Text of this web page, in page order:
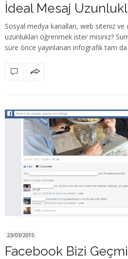
İdeal Mesaj
Sosyal medya kanalları, web siteniz ve
uzunlukları öğrenmek ister misiniz?
süre önce yayınlanan infografik tam
23/03/2015
Facebook Bizi